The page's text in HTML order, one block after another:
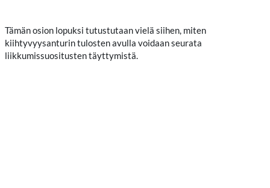
Tämän osion lopuksi tutustutaan vielä siihen, miten
kiihtyvyysanturin tulosten avulla voidaan seurata
liikkumissuositusten täyttymistä.